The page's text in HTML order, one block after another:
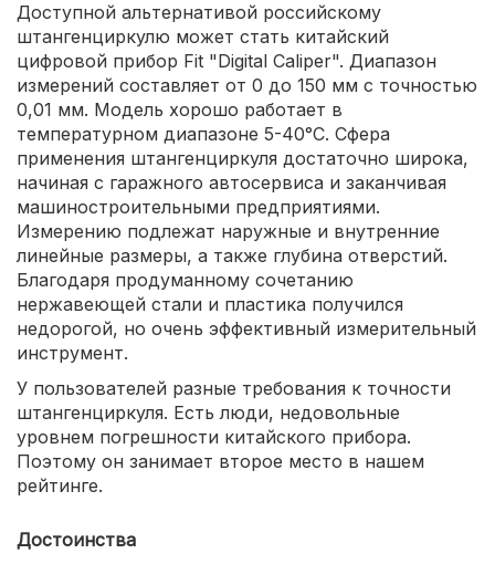
Доступной альтернативой российскому
штангенциркулю может стать китайский
цифровой прибор Fit "Digital Caliper". Диапазон
измерений составляет от 0 до 150 мм с точностью
0,01 мм. Модель хорошо работает в
температурном диапазоне 5-40°С. Сфера
применения штангенциркуля достаточно широка,
начиная с гаражного автосервиса и заканчивая
машиностроительными предприятиями.
Измерению подлежат наружные и внутренние
линейные размеры, а также глубина отверстий.
Благодаря продуманному сочетанию
нержавеющей стали и пластика получился
недорогой, но очень эффективный измерительный
инструмент.
У пользователей разные требования к точности
штангенциркуля. Есть люди, недовольные
уровнем погрешности китайского прибора.
Поэтому он занимает второе место в нашем
рейтинге.
Достоинства